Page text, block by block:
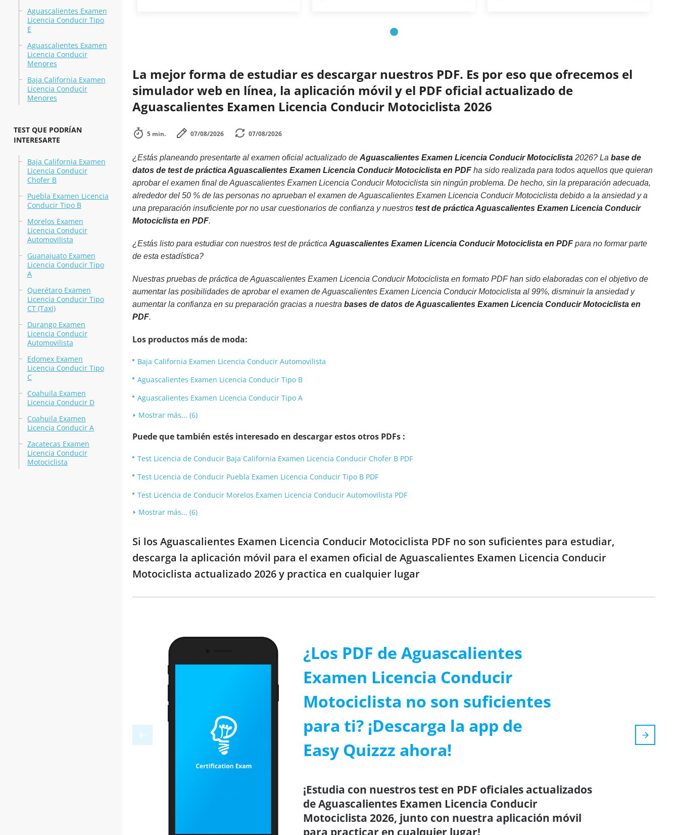
Aguascalientes Examen
Licencia Conducir Tipo
E
Aguascalientes Examen
Licencia Conducir
Menores
Baja California Examen
Licencia Conducir
Menores
TEST QUE PODRÍAN
INTERESARTE
Baja California Examen
Licencia Conducir
Chofer B
Puebla Examen Licencia
Conducir Tipo B
Morelos Examen
Licencia Conducir
Automovilista
Guanajuato Examen
Licencia Conducir Tipo
A
Querétaro Examen
Licencia Conducir Tipo
CT (Taxi)
Durango Examen
Licencia Conducir
Automovilista
Edomex Examen
Licencia Conducir Tipo
C
Coahuila Examen
Licencia Conducir D
Coahuila Examen
Licencia Conducir A
Zacatecas Examen
Licencia Conducir
Motociclista
La mejor forma de estudiar es descargar nuestros PDF. Es por eso que ofrecemos el
simulador web en línea, la aplicación móvil y el PDF oficial actualizado de
Aguascalientes Examen Licencia Conducir Motociclista 2026
5 min. 07/08/2026 07/08/2026
¿Estás planeando presentarte al examen oficial actualizado de Aguascalientes Examen Licencia Conducir Motociclista2026? La base de
datos de test de práctica Aguascalientes Examen Licencia Conducir Motociclista en PDFha sido realizada para todos aquellos que quieran
aprobar el examen final de Aguascalientes Examen Licencia Conducir Motociclista sin ningún problema. De hecho, sin la preparación adecuada,
alrededor del 50 % de las personas no aprueban el examen de Aguascalientes Examen Licencia Conducir Motociclista debido a la ansiedad y a
una preparación insuficiente por no usar cuestionarios de confianza y nuestros test de práctica Aguascalientes Examen Licencia Conducir
Motociclista en PDF.
¿Estás listo para estudiar con nuestros test de práctica Aguascalientes Examen Licencia Conducir Motociclista en PDFpara no formar parte
de esta estadística?
Nuestras pruebas de práctica de Aguascalientes Examen Licencia Conducir Motociclista en formato PDF han sido elaboradas con el objetivo de
aumentar las posibilidades de aprobar el examen de Aguascalientes Examen Licencia Conducir Motociclista al 99%, disminuir la ansiedad y
aumentar la confianza en su preparación gracias a nuestra bases de datos de Aguascalientes Examen Licencia Conducir Motociclista en
PDF.
Los productos más de moda:
Baja California Examen Licencia Conducir Automovilista
Aguascalientes Examen Licencia Conducir Tipo B
Aguascalientes Examen Licencia Conducir Tipo A
Mostrar más... (6)
Puede que también estés interesado en descargar estos otros PDFs :
Test Licencia de Conducir Baja California Examen Licencia Conducir Chofer B PDF
Test Licencia de Conducir Puebla Examen Licencia Conducir Tipo B PDF
Test Licencia de Conducir Morelos Examen Licencia Conducir Automovilista PDF
Mostrar más... (6)
Si los Aguascalientes Examen Licencia Conducir Motociclista PDF no son suficientes para estudiar,
descarga la aplicación móvil para el examen oficial de Aguascalientes Examen Licencia Conducir
Motociclista actualizado 2026 y practica en cualquier lugar
¿Los PDF de Aguascalientes
Examen Licencia Conducir
Motociclista no son suficientes
para ti? ¡Descarga la app de
Easy Quizzz ahora!
¡Estudia con nuestros test en PDF oficiales actualizados
de Aguascalientes Examen Licencia Conducir
Motociclista 2026, junto con nuestra aplicación móvil
para practicar en cualquier lugar!